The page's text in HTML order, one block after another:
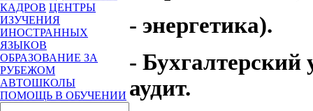
КАДРОВ ЦЕНТРЫ
ИЗУЧЕНИЯ
ИНОСТРАННЫХ
ЯЗЫКОВ
ОБРАЗОВАНИЕ ЗА
РУБЕЖОМ
АВТОШКОЛЫ
ПОМОЩЬ В ОБУЧЕНИИ
- энергетика).
- Бухгалтерский
аудит.